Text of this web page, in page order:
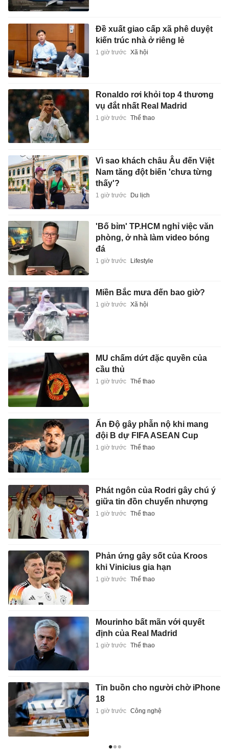
Đề xuất giao cấp xã phê duyệt
kiến trúc nhà ở riêng lẻ
1 giờ trước Xã hội
Ronaldo rơi khỏi top 4 thương
vụ đắt nhất Real Madrid
1 giờ trước Thể thao
Vì sao khách châu Âu đến Việt
Nam tăng đột biến 'chưa từng
thấy'?
1 giờ trước Du lịch
'Bố bỉm' TP.HCM nghỉ việc văn
phòng, ở nhà làm video bóng
đá
1 giờ trước Lifestyle
Miền Bắc mưa đến bao giờ?
1 giờ trước Xã hội
MU chấm dứt đặc quyền của
cầu thủ
1 giờ trước Thể thao
Ấn Độ gây phẫn nộ khi mang
đội B dự FIFA ASEAN Cup
1 giờ trước Thể thao
Phát ngôn của Rodri gây chú ý
giữa tin đồn chuyển nhượng
1 giờ trước Thể thao
Phản ứng gây sốt của Kroos
khi Vinicius gia hạn
1 giờ trước Thể thao
Mourinho bất mãn với quyết
định của Real Madrid
1 giờ trước Thể thao
Tin buồn cho người chờ iPhone
18
1 giờ trước Công nghệ